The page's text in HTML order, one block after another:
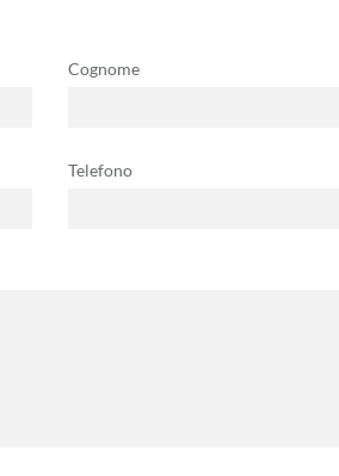
Cognome
Telefono